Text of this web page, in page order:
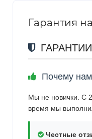
Гарантия
Почему
Мы не новички. С
время мы
Честные